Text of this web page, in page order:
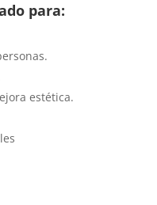
para:
estética.